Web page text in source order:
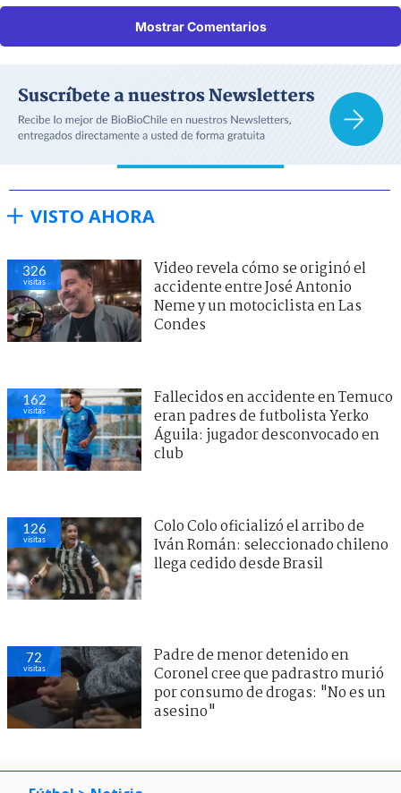
Mostrar Comentarios
VISTO AHORA
326
visitas
Video revela cómo se originó el
accidente entre José Antonio
Neme y un motociclista en Las
Condes
162
visitas
Fallecidos en accidente en Temuco
eran padres de futbolista Yerko
Águila: jugador desconvocado en
club
126
visitas
Colo Colo oficializó el arribo de
Iván Román: seleccionado chileno
llega cedido desde Brasil
72
visitas
Padre de menor detenido en
Coronel cree que padrastro murió
por consumo de drogas: "No es un
asesino"